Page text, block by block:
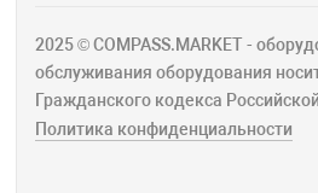
Акции
2025 © COMPASS.MARKET -
обслуживания оборудования
Гражданского кодекса
Политика конфиденциальности